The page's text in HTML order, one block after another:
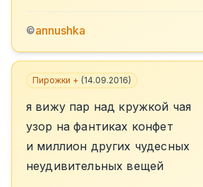
©annushka
Пирожки + (14.09.2016)
я вижу пар над кружкой чая
узор на фантиках конфет
и миллион других чудесных
неудивительных вещей